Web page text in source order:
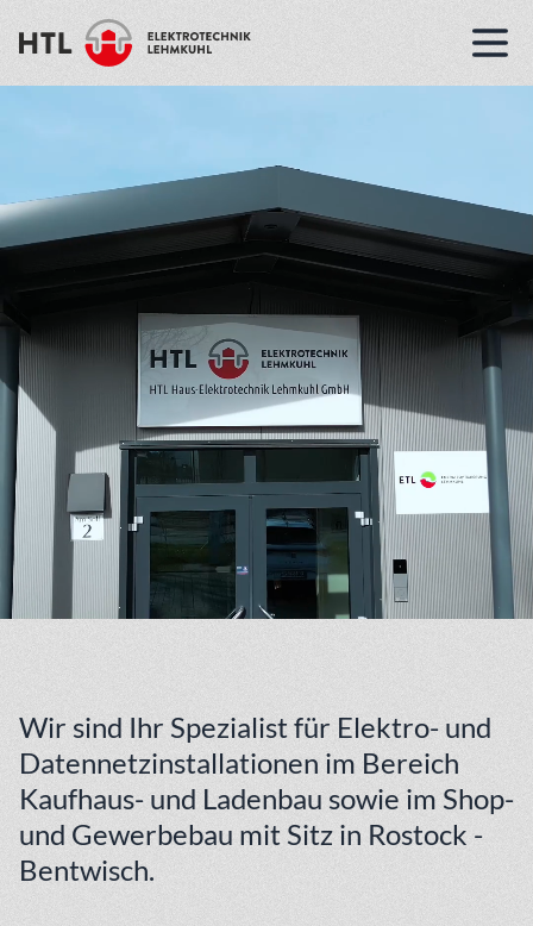
Wir sind Ihr Spezialist für Elektro- und
Datennetzinstallationen im Bereich
Kaufhaus- und Ladenbau sowie im Shop-
und Gewerbebau mit Sitz in Rostock -
Bentwisch.